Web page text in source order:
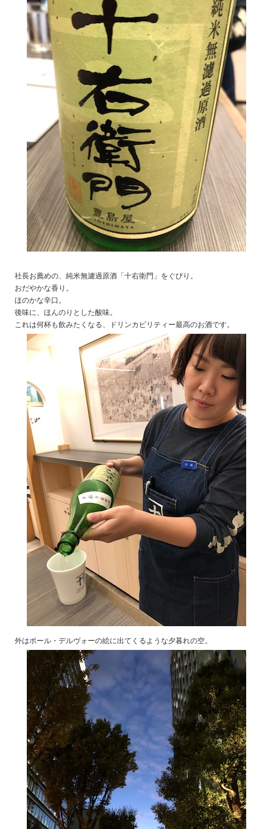
社長お薦めの、純米無濾過原酒「十右衛門」をぐびり。
おだやかな香り。
ほのかな辛口。
後味に、ほんのりとした酸味。
これは何杯も飲みたくなる、ドリンカビリティー最高のお酒です。
外はポール・デルヴォーの絵に出てくるような夕暮れの空。